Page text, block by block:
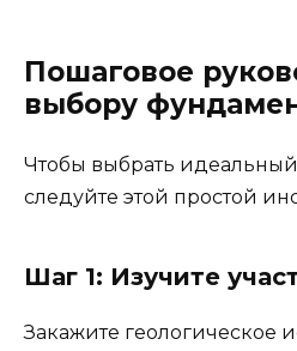
Пошаговое
выбору
Чтобы выбрать
следуйте этой простой
Шаг 1: Изучите
Закажите геологическое